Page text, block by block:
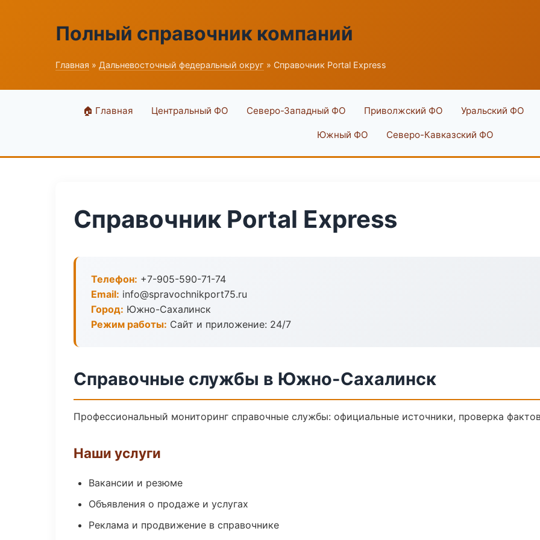
Полный справочник компаний
Главная » Дальневосточный федеральный округ » Справочник Portal Express
🏠 Главная Центральный ФО Северо-Западный ФО Приволжский ФО Уральский ФО
Южный ФО Северо-Кавказский ФО
Справочник Portal Express
Телефон: +7-905-590-71-74
Email: info@spravochnikport75.ru
Город: Южно-Сахалинск
Режим работы: Сайт и приложение: 24/7
Справочные службы в Южно-Сахалинск
Профессиональный мониторинг справочные службы: официальные источники, проверка
Наши услуги
Вакансии и резюме
Объявления о продаже и услугах
Реклама и продвижение в справочнике